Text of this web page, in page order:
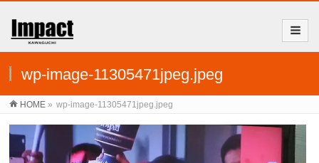
wp-image-11305471jpeg.jpeg
HOME » wp-image-11305471jpeg.jpeg